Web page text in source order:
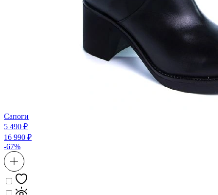
Сапоги
5 490 ₽
16 990 ₽
-67%